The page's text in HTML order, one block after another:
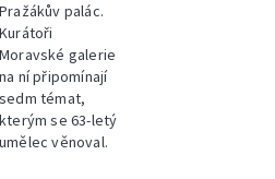
Pražákův palác.
Kurátoři
Moravské galerie
na ní připomínají
sedm témat,
kterým se 63-letý
umělec věnoval.